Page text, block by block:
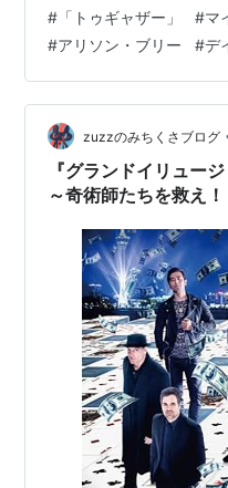
ヤフーの「解説」には、
妙な変異現象に見舞われ
ー。倦怠期に差しかかっ
けに互いの体が磁力に引
いてしまう極限状況に陥
画監督のみならず俳優、
イ…
# 「トゥギャザー」 #マ
#アリソン・ブリー #デ
zuzzのみちくさブログ
『グランドイリュー
～奇術師たちを救え！